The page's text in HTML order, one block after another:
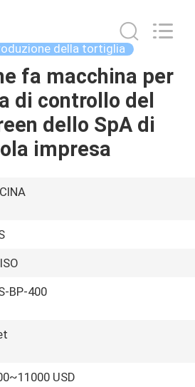
della tortiglia
fa macchina per
di controllo del
dello SpA di
impresa
BP-400
USD